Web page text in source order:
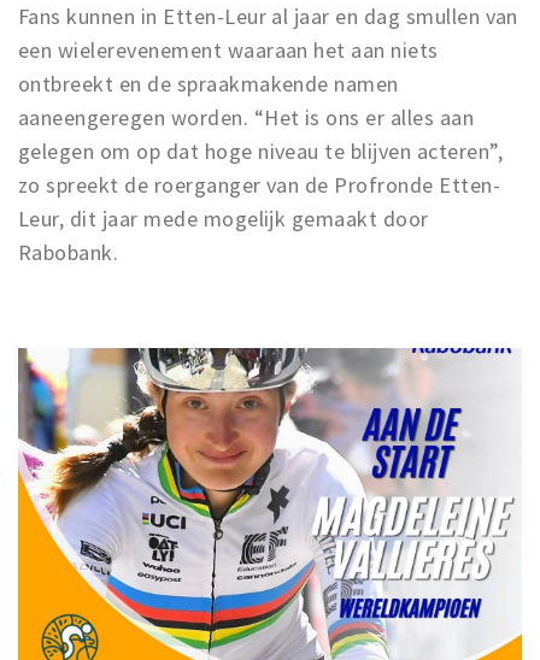
Fans kunnen in Etten-Leur al jaar en dag smullen van
een wielerevenement waaraan het aan niets
ontbreekt en de spraakmakende namen
aaneengeregen worden. “Het is ons er alles aan
gelegen om op dat hoge niveau te blijven acteren”,
zo spreekt de roerganger van de Profronde Etten-
Leur, dit jaar mede mogelijk gemaakt door
Rabobank.